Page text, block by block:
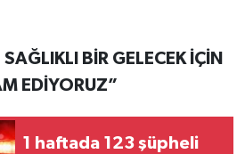
BİR GELECEK İÇİN
EDİYORUZ”
1 haftada 123 şüpheli